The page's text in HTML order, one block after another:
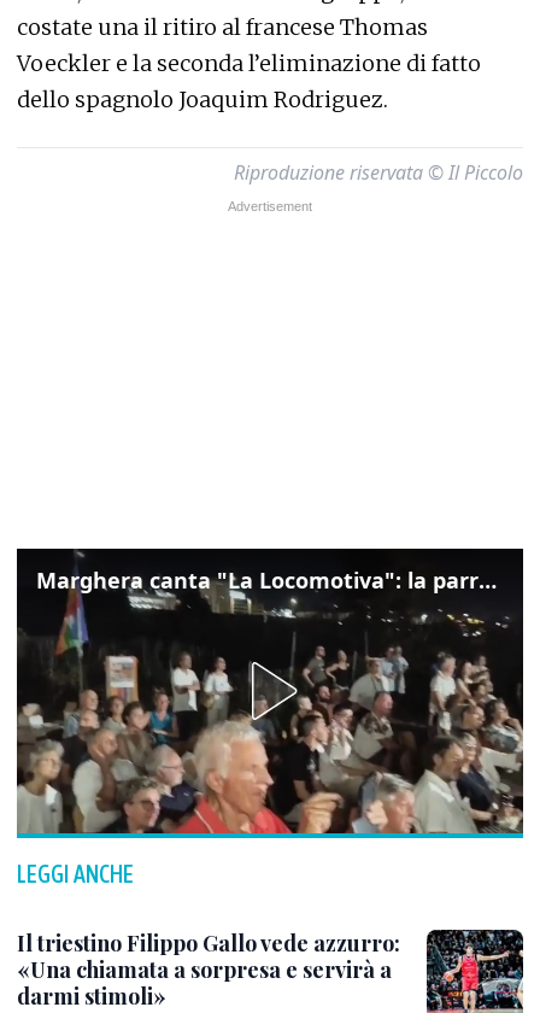
costate una il ritiro al francese Thomas
Voeckler e la seconda l’eliminazione di fatto
dello spagnolo Joaquim Rodriguez.
Riproduzione riservata © Il Piccolo
Marghera canta "La Locomotiva": la parrocchia della Cita ricorda Guccini
LEGGI ANCHE
Il triestino Filippo Gallo vede azzurro:
«Una chiamata a sorpresa e servirà a
darmi stimoli»